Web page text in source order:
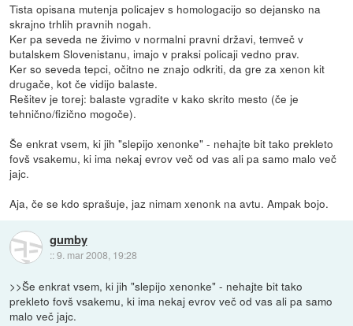
Tista opisana mutenja policajev s homologacijo so dejansko na
skrajno trhlih pravnih nogah.
Ker pa seveda ne živimo v normalni pravni državi, temveč v
butalskem Slovenistanu, imajo v praksi policaji vedno prav.
Ker so seveda tepci, očitno ne znajo odkriti, da gre za xenon kit
drugače, kot če vidijo balaste.
Rešitev je torej: balaste vgradite v kako skrito mesto (če je
tehnično/fizično mogoče).
Še enkrat vsem, ki jih "slepijo xenonke" - nehajte bit tako prekleto
fovš vsakemu, ki ima nekaj evrov več od vas ali pa samo malo več
jajc.
Aja, če se kdo sprašuje, jaz nimam xenonk na avtu. Ampak bojo.
gumby
::9. mar 2008, 19:28
>>Še enkrat vsem, ki jih "slepijo xenonke" - nehajte bit tako
prekleto fovš vsakemu, ki ima nekaj evrov več od vas ali pa samo
malo več jajc.